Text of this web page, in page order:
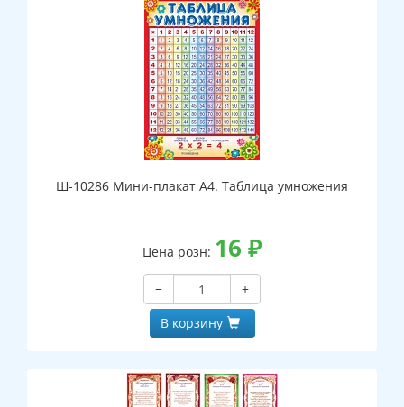
Ш-10286 Мини-плакат А4. Таблица умножения
Цена розн: 16 ₽
−
+
В корзину